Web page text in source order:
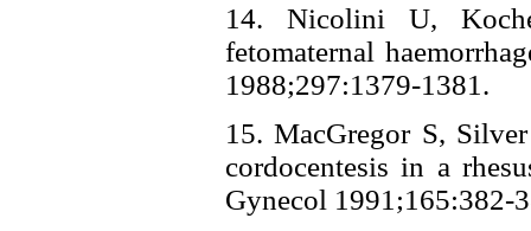
14. Nicolini U,
fetomaternal
1988;297:1379-
15. MacGregor S,
cordocentesis in a
Gynecol